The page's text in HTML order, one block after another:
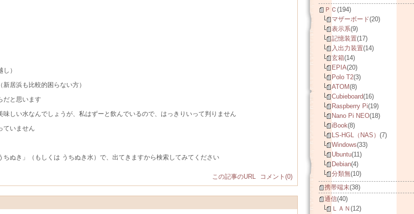
）
居浜も比較的困らない方）
だと思います
しい水なんでしょうが、私はずーと飲んでいるので、はっきりいって判りません
ていません
ぬき」（もしくは うちぬき水）で、出てきますから検索してみてください
この記事のURL コメント(0)
ＰＣ (194)
マザーボード(20)
表示系(9)
記憶装置(17)
入出力装置(14)
玄箱(14)
EPIA(20)
Polo T2(3)
ATOM(8)
Cubieboard(16)
Raspberry Pi(19)
Nano Pi NEO(18)
iBook(8)
LS-HGL（NAS） (7)
Windows(33)
Ubuntu(11)
Debian(4)
分類無(10)
携帯端末(38)
通信(40)
ＬＡＮ (12)